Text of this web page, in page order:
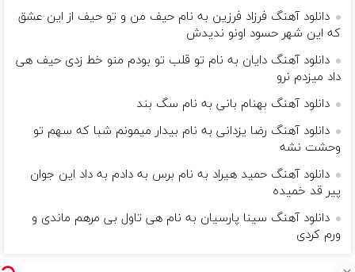
دانلود آهنگ فرزاد فرزین به نام حیف من و تو حیف از این عشق
که این شهر حسود اونو ندیدش
دانلود آهنگ دایان به نام تو قلب تو بودم منو خط زدی حیف هی
داد میزدم نرو
دانلود آهنگ بهنام بانی به نام سگ بند
دانلود آهنگ رضا یزدانی به نام بیدار میمونم شبا که سهم تو
وحشت نشه
دانلود آهنگ حمید هیراد به نام برس به دادم به داد این جوان
پیر قد خمیده
دانلود آهنگ سینا پارسیان به نام هی تاول بی مرهم ماندی و
ورم کردی